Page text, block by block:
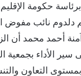
حكومة
دلدوم نائب مفوض
أحمد محمد أن
الأداء بجمعية
بمستوى التعاون